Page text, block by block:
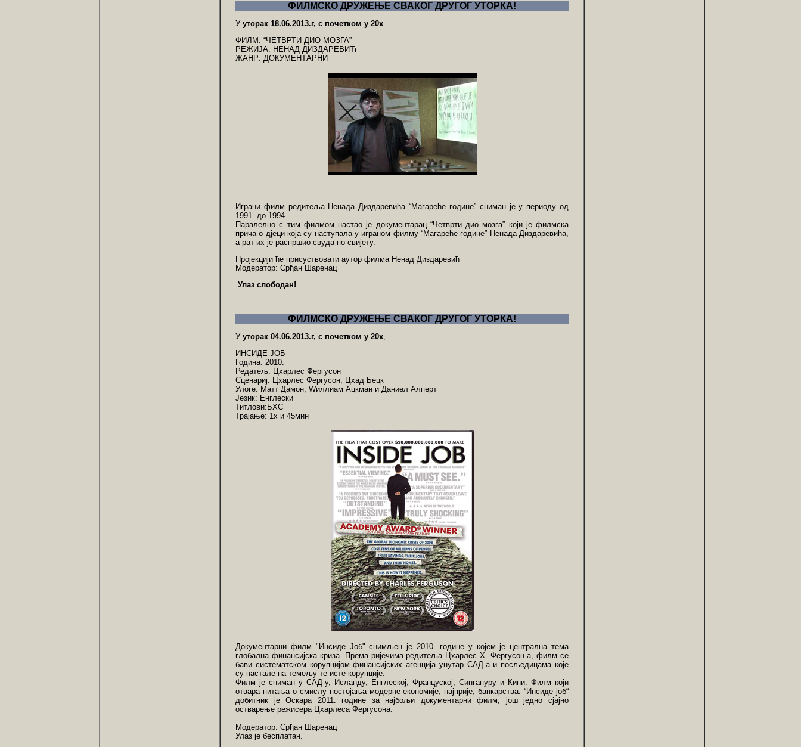
ФИЛМСКО ДРУЖЕЊЕ СВАКОГ ДРУГОГ УТОРКА!
У уторак 18.06.2013.г, с почетком у 20х
ФИЛМ: “ЧЕТВРТИ ДИО МОЗГА”
РЕЖИЈА: НЕНАД ДИЗДАРЕВИЋ
ЖАНР: ДОКУМЕНТАРНИ
Играни филм редитеља Ненада Диздаревића “Магареће године” сниман је у периоду од
1991. до 1994.
Паралелно с тим филмом настао је документарац “Четврти дио мозга” који је филмска
прича о дјеци која су наступала у играном филму “Магареће године” Ненада Диздаревића,
а рат их је распршио свуда по свијету.
Пројекцији ће присуствовати аутор филма Ненад Диздаревић
Модератор: Срђан Шаренац
Улаз слободан!
ФИЛМСКО ДРУЖЕЊЕ СВАКОГ ДРУГОГ УТОРКА!
У уторак 04.06.2013.г, с почетком у 20х,
ИНСИДЕ ЈОБ
Година: 2010.
Редатељ: Цхарлес Фергусон
Сценариј: Цхарлес Фергусон, Цхад Бецк
Улоге: Матт Дамон, Wиллиам Ацкман и Даниел Алперт
Језик: Енглески
Титлови:БХС
Трајање: 1х и 45мин
Документарни филм "Инсиде Јоб" снимљен је 2010. године у којем је централна тема
глобална финансијска криза. Према ријечима редитеља Цхарлес Х. Фергусон-а, филм се
бави систематском корупцијом финансијских агенција унутар САД-а и посљедицама које
су настале на темељу те исте корупције.
Филм је сниман у САД-у, Исланду, Енглеској, Француској, Сингапуру и Кини. Филм који
отвара питања о смислу постојања модерне економије, најприје, банкарства. “Инсиде јоб“
добитник је Оскара 2011. године за најбољи документарни филм, још једно сјајно
остварење режисера Цхарлеса Фергусона.
Модератор: Срђан Шаренац
Улаз је бесплатан.